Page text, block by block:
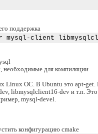
поддержка
mysql-client
для компиляции
Linux ОС. В Ubuntu это apt-get.
libmysqlclient16-dev и т.п.
mysql-devel.
конфигурацию cmake